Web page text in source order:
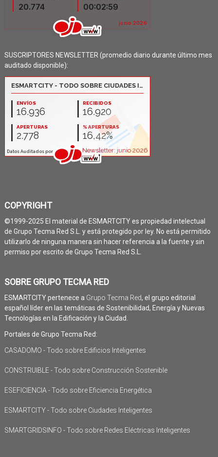
SUSCRIPTORES NEWSLETTER (promedio diario durante último mes
auditado disponible):
COPYRIGHT
©1999-2025 El material de ESMARTCITY es propiedad intelectual
de Grupo Tecma Red S.L. y está protegido por ley. No está permitido
utilizarlo de ninguna manera sin hacer referencia a la fuente y sin
permiso por escrito de Grupo Tecma Red S.L.
SOBRE GRUPO TECMA RED
ESMARTCITY pertenece a Grupo Tecma Red, el grupo editorial
español líder en las temáticas de Sostenibilidad, Energía y Nuevas
Tecnologías en la Edificación y la Ciudad.
Portales de Grupo Tecma Red:
CASADOMO - Todo sobre Edificios Inteligentes
CONSTRUIBLE - Todo sobre Construcción Sostenible
ESEFICIENCIA - Todo sobre Eficiencia Energética
ESMARTCITY - Todo sobre Ciudades Inteligentes
SMARTGRIDSINFO - Todo sobre Redes Eléctricas Inteligentes